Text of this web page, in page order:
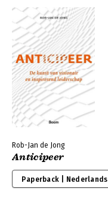
Rob-Jan de Jong
Anticipeer
Paperback | Nederlands